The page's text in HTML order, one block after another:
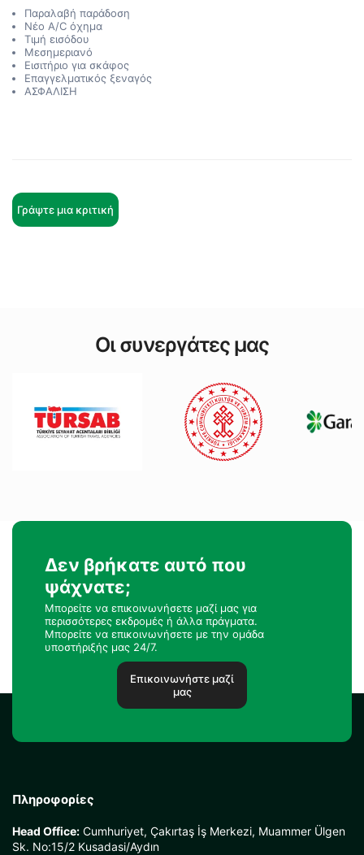
Παραλαβή παράδοση
Νέο A/C όχημα
Τιμή εισόδου
Μεσημεριανό
Εισιτήριο για σκάφος
Επαγγελματικός ξεναγός
ΑΣΦΑΛΙΣΗ
Γράψτε μια κριτική
Οι συνεργάτες μας
Δεν βρήκατε αυτό που
ψάχνατε;
Μπορείτε να επικοινωνήσετε μαζί μας για
περισσότερες εκδρομές ή άλλα πράγματα.
Μπορείτε να επικοινωνήσετε με την ομάδα
υποστήριξής μας 24/7.
Επικοινωνήστε μαζί
μας
Πληροφορίες
Head Office: Cumhuriyet, Çakırtaş İş Merkezi, Muammer Ülgen
Sk. No:15/2 Kusadasi/Aydın